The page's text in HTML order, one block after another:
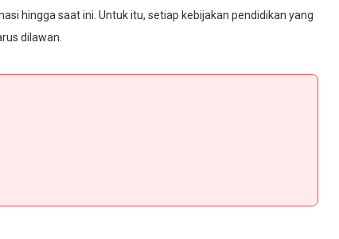
hingga saat ini. Untuk itu, setiap kebijakan pendidikan yang
dilawan.